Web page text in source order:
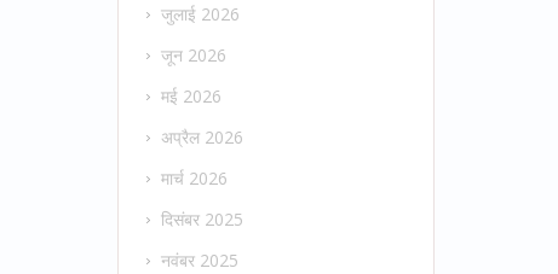
जुलाई 2026
जून 2026
मई 2026
अप्रैल 2026
मार्च 2026
दिसंबर 2025
नवंबर 2025